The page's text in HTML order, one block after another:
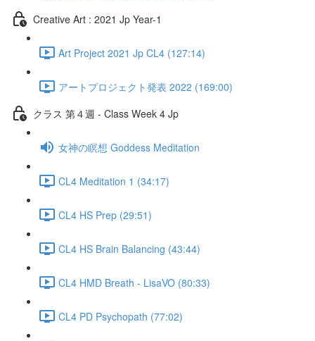
Creative Art : 2021 Jp Year-1
Art Project 2021 Jp CL4 (127:14)
アートプロジェクト発表 2022 (169:00)
クラス 第４週 - Class Week 4 Jp
女神の瞑想 Goddess Meditation
CL4 Meditation 1 (34:17)
CL4 HS Prep (29:51)
CL4 HS Brain Balancing (43:44)
CL4 HMD Breath - LisaVO (80:33)
CL4 PD Psychopath (77:02)